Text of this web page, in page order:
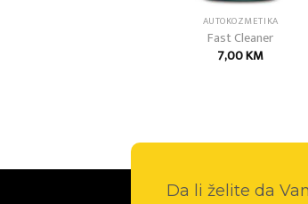
AUTOKOZMETIKA
Fast Cleaner
7,00KM
Da li želite da